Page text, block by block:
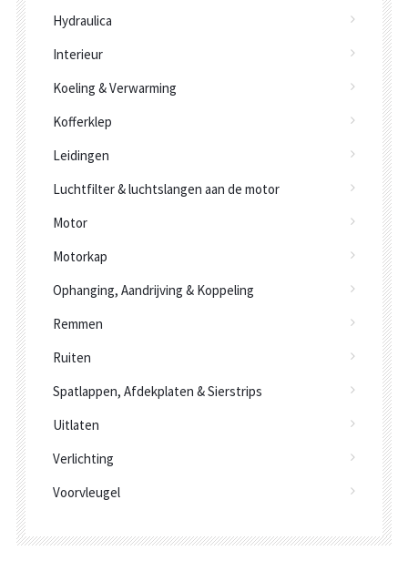
Hydraulica
Interieur
Koeling & Verwarming
Kofferklep
Leidingen
Luchtfilter & luchtslangen aan de motor
Motor
Motorkap
Ophanging, Aandrijving & Koppeling
Remmen
Ruiten
Spatlappen, Afdekplaten & Sierstrips
Uitlaten
Verlichting
Voorvleugel